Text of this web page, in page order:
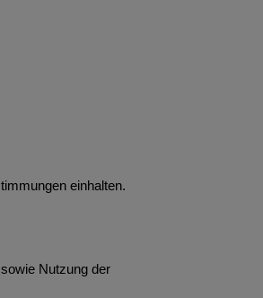
einhalten.
Nutzung der